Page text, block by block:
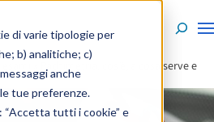
di varie tipologie per
b) analitiche; c)
anche
tue preferenze.
“Accetta tutti i cookie” e
Pachimetria: cos’è, a cosa serve e